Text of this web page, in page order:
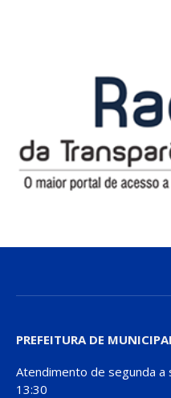
PREFEITURA DE
Atendimento de segunda
13:30